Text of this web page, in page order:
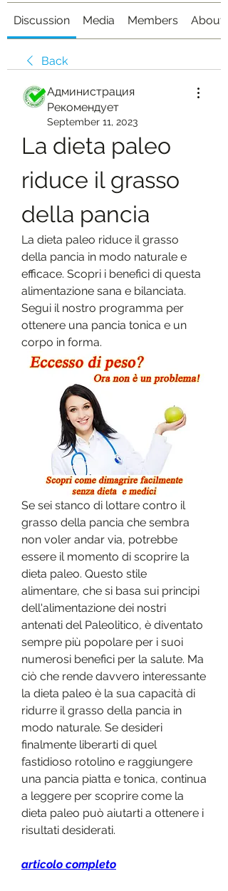
Discussion Media Members About
Back
Администрация
Рекомендует
September 11, 2023
La dieta paleo
riduce il grasso
della pancia
La dieta paleo riduce il grasso
della pancia in modo naturale e
efficace. Scopri i benefici di questa
alimentazione sana e bilanciata.
Segui il nostro programma per
ottenere una pancia tonica e un
corpo in forma.
Se sei stanco di lottare contro il
grasso della pancia che sembra
non voler andar via, potrebbe
essere il momento di scoprire la
dieta paleo. Questo stile
alimentare, che si basa sui principi
dell'alimentazione dei nostri
antenati del Paleolitico, è diventato
sempre più popolare per i suoi
numerosi benefici per la salute. Ma
ciò che rende davvero interessante
la dieta paleo è la sua capacità di
ridurre il grasso della pancia in
modo naturale. Se desideri
finalmente liberarti di quel
fastidioso rotolino e raggiungere
una pancia piatta e tonica, continua
a leggere per scoprire come la
dieta paleo può aiutarti a ottenere i
risultati desiderati.
articolo completo